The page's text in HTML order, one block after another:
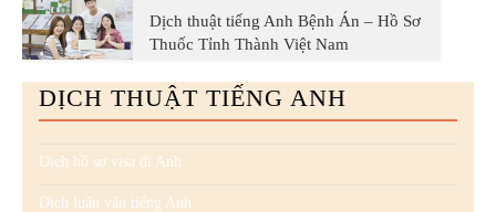
Dịch thuật tiếng Anh Bệnh Án – Hồ Sơ
Thuốc Tỉnh Thành Việt Nam
DỊCH THUẬT TIẾNG ANH
Dịch hồ sơ visa đi Anh
Dịch luận văn tiếng Anh